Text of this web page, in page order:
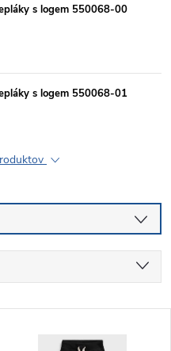
s logem 550068-00
s logem 550068-01